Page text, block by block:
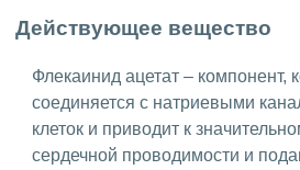
Действующее вещество
Флекаинид ацетат – компонент,
соединяется с натриевыми
клеток и приводит к
сердечной проводимости и